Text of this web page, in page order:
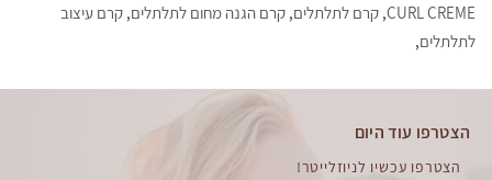
CURL
,קרם לתלתלים,קרם הגנה מחום לתלתלים,קרם עיצוב
,
עוד היום
הצטרפו עכשיו לניוזלייטר!